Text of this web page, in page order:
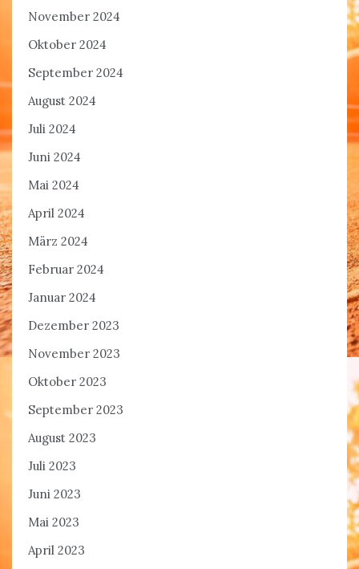
November 2024
Oktober 2024
September 2024
August 2024
Juli 2024
Juni 2024
Mai 2024
April 2024
März 2024
Februar 2024
Januar 2024
Dezember 2023
November 2023
Oktober 2023
September 2023
August 2023
Juli 2023
Juni 2023
Mai 2023
April 2023